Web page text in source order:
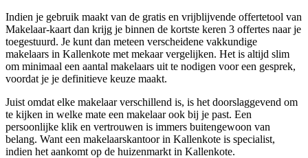
Indien je gebruik maakt van de gratis en vrijblijvende offertetool van
Makelaar-kaart dan krijg je binnen de kortste keren 3 offertes naar je
toegestuurd. Je kunt dan meteen verscheidene vakkundige
makelaars in Kallenkote met mekaar vergelijken. Het is altijd slim
om minimaal een aantal makelaars uit te nodigen voor een gesprek,
voordat je je definitieve keuze maakt.
Juist omdat elke makelaar verschillend is, is het doorslaggevend om
te kijken in welke mate een makelaar ook bij je past. Een
persoonlijke klik en vertrouwen is immers buitengewoon van
belang. Want een makelaarskantoor in Kallenkote is specialist,
indien het aankomt op de huizenmarkt in Kallenkote.